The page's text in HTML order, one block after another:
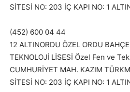
SİTESİ NO: 203 İÇ KAPI NO: 1
(452) 600 04 44
12 ALTINORDU ÖZEL ORDU
TEKNOLOJİ LİSESİ Özel Fen ve
CUMHURİYET MAH. KAZIM
SİTESİ NO: 203 İÇ KAPI NO: 1